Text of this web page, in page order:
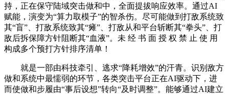
持，正在保守陆域突击做和中，全面提拔响应效率。通过AI
赋能，演变为“算力取模子”的智杀伤。尽可能做到打敌系统致
其“盲”、打敌系统致其“瘫”、打敌从和平台斩断其“拳头”、打
敌后拆保障方针阻断其“血液”。未 经 书 面 授 权 禁 止 使 用
构成多个预打方针排序清单！
就是一部由科技牵引、逃求“降耗增效”的汗青。识别敌方
做和系统中最懦弱的环节，各类突击平台正在AI驱动下，进
而使做和步履由“事后设想”转向“及时调整”。能够通过AI建立